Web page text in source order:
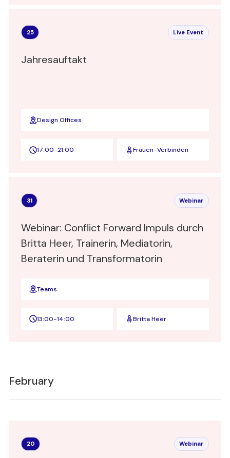
25 Live Event
Jahresauftakt
Design Offices
17:00-21:00 Frauen-Verbinden
31 Webinar
Webinar: Conflict Forward Impuls durch
Britta Heer, Trainerin, Mediatorin,
Beraterin und Transformatorin
Teams
13:00-14:00 Britta Heer
February
20 Webinar